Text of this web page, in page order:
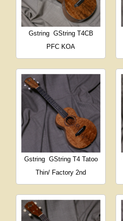
Gstring GString T4CB
PFC KOA
Gstring GString T4 Tatoo
Thin/ Factory 2nd